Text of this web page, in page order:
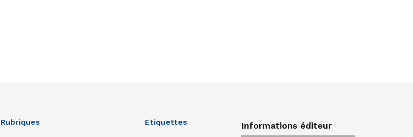
Rubriques Etiquettes Informations éditeur